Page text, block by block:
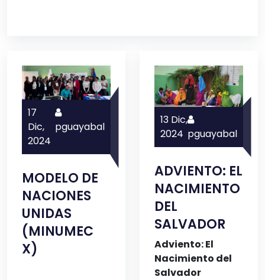
17
Dic,
2024
pguayabal
MODELO DE
NACIONES
UNIDAS
(MINUMEC
X)
13 Dic,
2024 pguayabal
ADVIENTO: EL
NACIMIENTO
DEL
SALVADOR
Adviento: El
Nacimiento del
Salvador